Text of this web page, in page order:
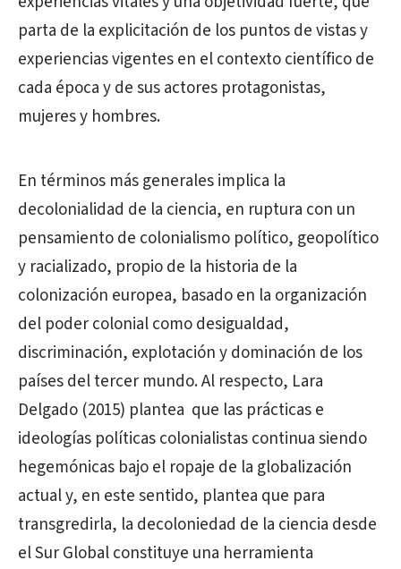
parta de la explicitación de los puntos de vistas y
experiencias vigentes en el contexto científico de
cada época y de sus actores protagonistas,
mujeres y hombres.
En términos más generales implica la
decolonialidad de la ciencia, en ruptura con un
pensamiento de colonialismo político, geopolítico
y racializado, propio de la historia de la
colonización europea, basado en la organización
del poder colonial como desigualdad,
discriminación, explotación y dominación de los
países del tercer mundo. Al respecto, Lara
Delgado (2015) plantea que las prácticas e
ideologías políticas colonialistas continua siendo
hegemónicas bajo el ropaje de la globalización
actual y, en este sentido, plantea que para
transgredirla, la decoloniedad de la ciencia desde
el Sur Global constituye una herramienta